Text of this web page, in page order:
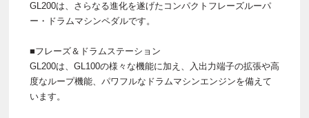
GL200は、さらなる進化を遂げたコンパクトフレーズルーパ
ー・ドラムマシンペダルです。
■フレーズ＆ドラムステーション
GL200は、GL100の様々な機能に加え、入出力端子の拡張や高
度なループ機能、パワフルなドラムマシンエンジンを備えて
います。